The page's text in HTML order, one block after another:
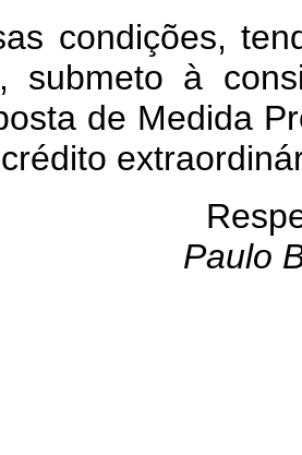
condições,
submeto à
de Medida
Paulo